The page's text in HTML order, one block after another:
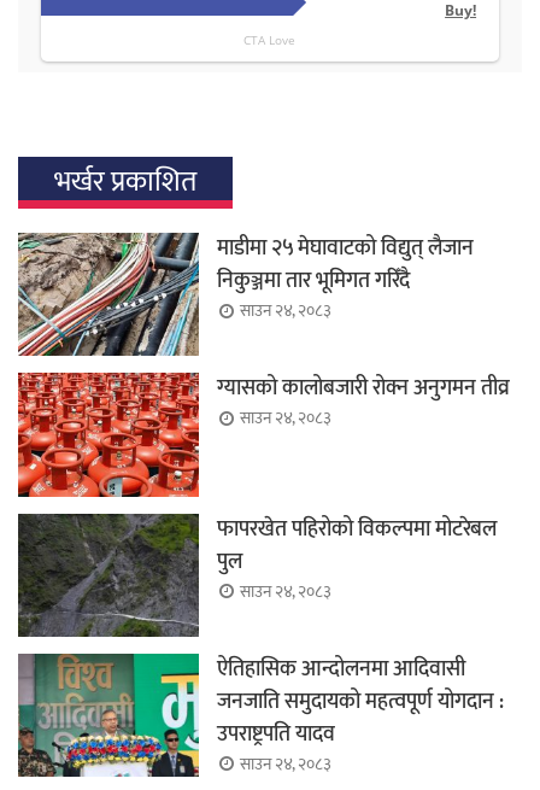
भर्खर प्रकाशित
माडीमा २५ मेघावाटको विद्युत् लैजान
निकुञ्जमा तार भूमिगत गरिँदै
साउन २४, २०८३
ग्यासको कालोबजारी रोक्न अनुगमन तीव्र
साउन २४, २०८३
फापरखेत पहिरोको विकल्पमा मोटरेबल
पुल
साउन २४, २०८३
ऐतिहासिक आन्दोलनमा आदिवासी
जनजाति समुदायको महत्वपूर्ण योगदान :
उपराष्ट्रपति यादव
साउन २४, २०८३